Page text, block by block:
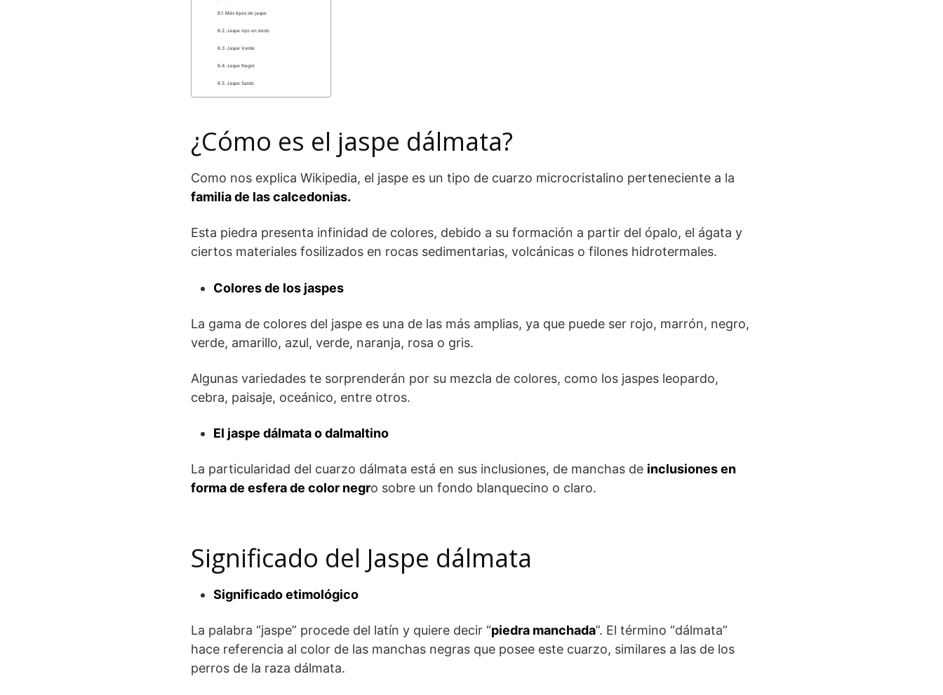
Más tipos de jaspe
Jaspe rojo en bruto
Jaspe Verde
Jaspe Negro
Jaspe Sardo
¿Cómo es el jaspe dálmata?
Como nos explica Wikipedia, el jaspe es un tipo de cuarzo microcristalino perteneciente a la
familia de las calcedonias.
Esta piedra presenta infinidad de colores, debido a su formación a partir del ópalo, el ágata y
ciertos materiales fosilizados en rocas sedimentarias, volcánicas o filones hidrotermales.
Colores de los jaspes
La gama de colores del jaspe es una de las más amplias, ya que puede ser rojo, marrón, negro,
verde, amarillo, azul, verde, naranja, rosa o gris.
Algunas variedades te sorprenderán por su mezcla de colores, como los jaspes leopardo,
cebra, paisaje, oceánico, entre otros.
El jaspe dálmata o dalmaltino
La particularidad del cuarzo dálmata está en sus inclusiones, de manchas de inclusiones en
forma de esfera de color negro sobre un fondo blanquecino o claro.
Significado del Jaspe dálmata
Significado etimológico
La palabra “jaspe” procede del latín y quiere decir “piedra manchada”. El término “dálmata”
hace referencia al color de las manchas negras que posee este cuarzo, similares a las de los
perros de la raza dálmata.